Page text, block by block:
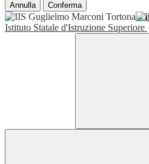
Annulla Conferma
Istituto Statale d'Istruzione Superiore